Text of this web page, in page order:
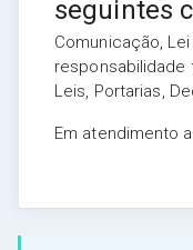
seguintes
Comunicação,
responsabilidade
Leis, Portarias,
Em atendimento